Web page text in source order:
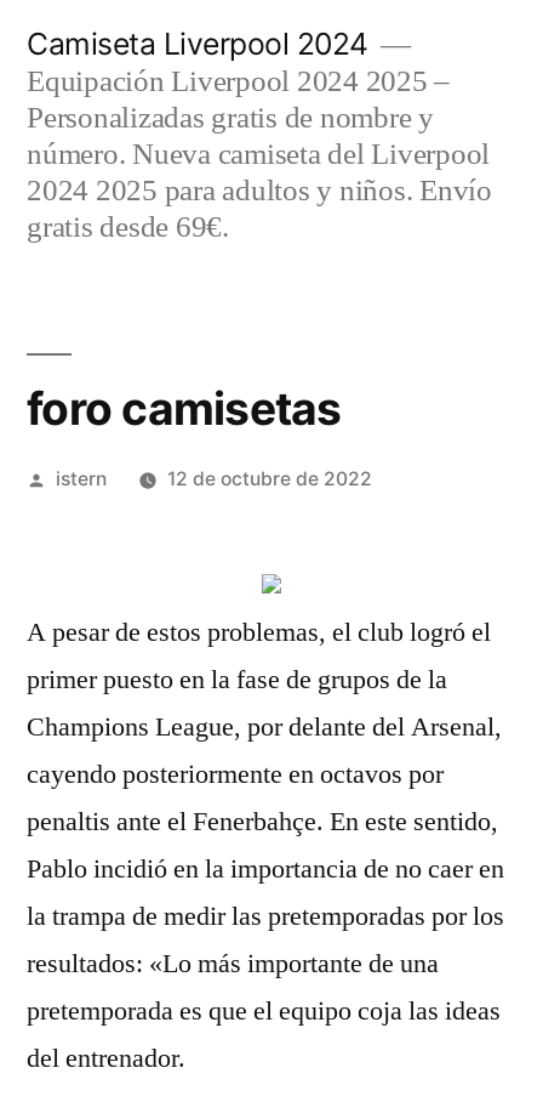
contenido
Camiseta Liverpool 2024
Equipación Liverpool 2024 2025 –
Personalizadas gratis de nombre y
número. Nueva camiseta del Liverpool
2024 2025 para adultos y niños. Envío
gratis desde 69€.
foro camisetas
Publicado
istern 12 de octubre de 2022
A pesar de estos problemas, el club logró el
primer puesto en la fase de grupos de la
Champions League, por delante del Arsenal,
cayendo posteriormente en octavos por
penaltis ante el Fenerbahçe. En este sentido,
Pablo incidió en la importancia de no caer en
la trampa de medir las pretemporadas por los
resultados: «Lo más importante de una
pretemporada es que el equipo coja las ideas
del entrenador.